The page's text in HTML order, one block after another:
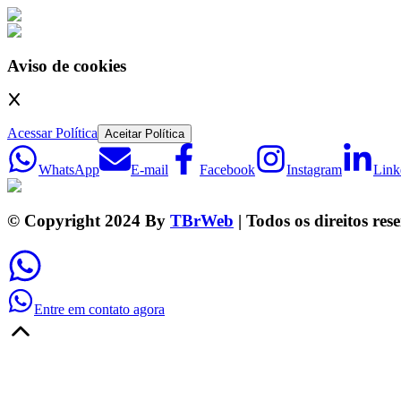
Aviso de cookies
Acessar Política Aceitar Política
WhatsApp E-mail Facebook Instagram
© Copyright 2024 By TBrWeb | Todos os direitos
Entre em contato agora